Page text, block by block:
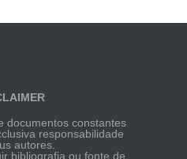
documentos constantes
responsabilidade
autores.
bibliografia ou fonte de